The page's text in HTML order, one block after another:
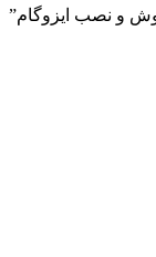
و نصب ایزوگام”